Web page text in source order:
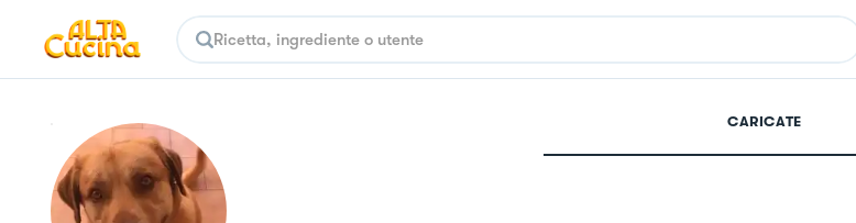
CARICATE